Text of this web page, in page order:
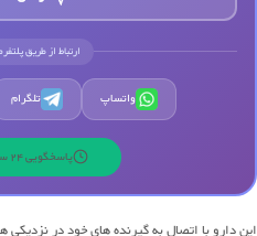
ارتباط از طریق
واتساپ تلگرام
پاسخگویی 24 ساعته | 7 روز هفته
اين دارو با اتصال به گيرنده هاي خود در